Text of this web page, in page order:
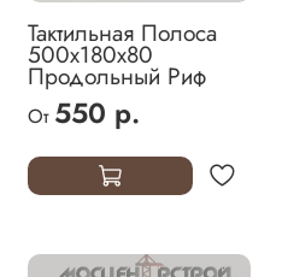
Тактильная Полоса
500х180х80
Продольный Риф
От 550 р.